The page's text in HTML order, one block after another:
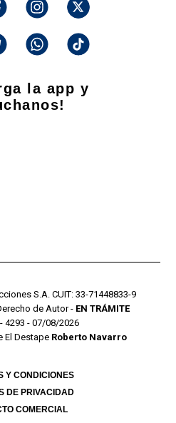
la app y
S.A. CUIT: 33-71448833-9
de Autor - EN TRÁMITE
4293 - 07/08/2026
El Destape Roberto Navarro
Y CONDICIONES
DE PRIVACIDAD
COMERCIAL